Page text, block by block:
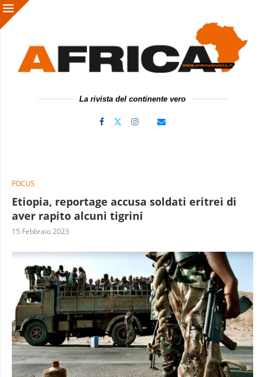
La rivista del continente vero
FOCUS
Etiopia, reportage accusa soldati eritrei di
aver rapito alcuni tigrini
15 Febbraio 2023